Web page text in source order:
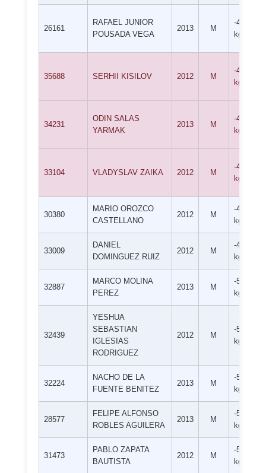
26161
RAFAEL JUNIOR
POUSADA VEGA
2013 M
-46
kg
35688 SERHII KISILOV 2012 M
-46
kg
34231
ODIN SALAS
YARMAK
2013 M
-46
kg
33104 VLADYSLAV ZAIKA 2012 M
-46
kg
30380
MARIO OROZCO
CASTELLANO
2012 M
-46
kg
33009
DANIEL
DOMINGUEZ RUIZ
2012 M
-46
kg
32887
MARCO MOLINA
PEREZ
2013 M
-50
kg
32439
YESHUA
SEBASTIAN
IGLESIAS
RODRIGUEZ
2012 M
-50
kg
32224
NACHO DE LA
FUENTE BENITEZ
2013 M
-50
kg
28577
FELIPE ALFONSO
ROBLES AGUILERA
2013 M
-50
kg
31473
PABLO ZAPATA
BAUTISTA
2012 M
-50
kg